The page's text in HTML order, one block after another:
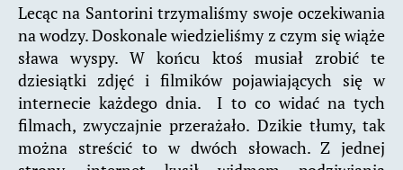
Lecąc na Santorini trzymaliśmy swoje oczekiwania
na wodzy. Doskonale wiedzieliśmy z czym się wiąże
sława wyspy. W końcu ktoś musiał zrobić te
dziesiątki zdjęć i filmików pojawiających się w
internecie każdego dnia. I to co widać na tych
filmach, zwyczajnie przerażało. Dzikie tłumy, tak
można streścić to w dwóch słowach. Z jednej